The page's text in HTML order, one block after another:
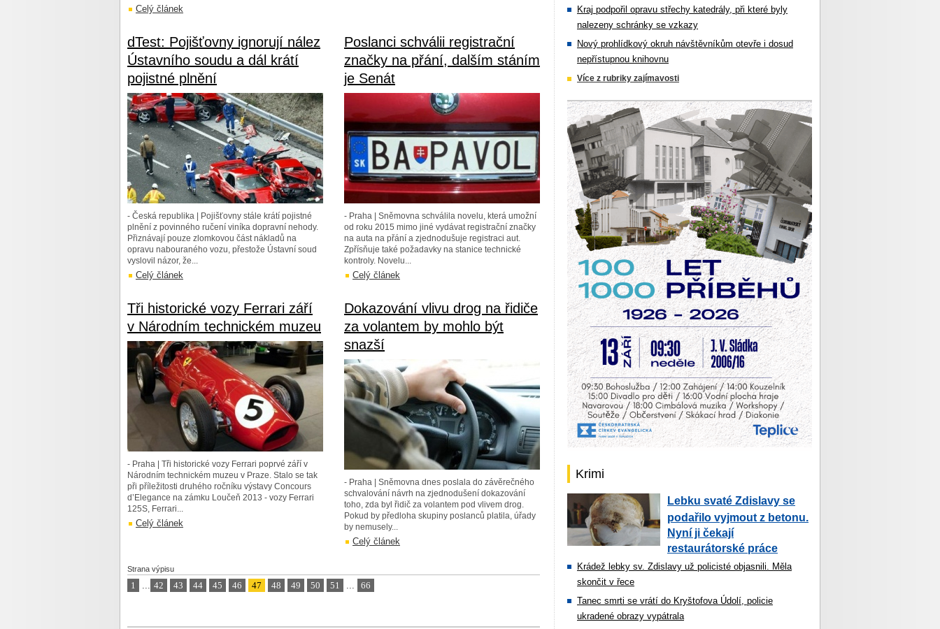
Celý článek
dTest: Pojišťovny ignorují nález
Ústavního soudu a dál krátí
pojistné plnění
- Česká republika | Pojišťovny stále krátí pojistné
plnění z povinného ručení viníka dopravní nehody.
Přiznávají pouze zlomkovou část nákladů na
opravu nabouraného vozu, přestože Ústavní soud
vyslovil názor, že...
Celý článek
Poslanci schválii registrační
značky na přání, dalším stáním
je Senát
- Praha | Sněmovna schválila novelu, která umožní
od roku 2015 mimo jiné vydávat registrační značky
na auta na přání a zjednodušuje registraci aut.
Zpřísňuje také požadavky na stanice technické
kontroly. Novelu...
Celý článek
Tři historické vozy Ferrari září
v Národním technickém muzeu
- Praha | Tři historické vozy Ferrari poprvé září v
Národním technickém muzeu v Praze. Stalo se tak
při příležitosti druhého ročníku výstavy Concours
d’Elegance na zámku Loučeň 2013 - vozy Ferrari
125S, Ferrari...
Celý článek
Dokazování vlivu drog na řidiče
za volantem by mohlo být
snazší
- Praha | Sněmovna dnes poslala do závěrečného
schvalování návrh na zjednodušení dokazování
toho, zda byl řidič za volantem pod vlivem drog.
Pokud by předloha skupiny poslanců platila, úřady
by nemusely...
Celý článek
Strana výpisu
1 ... 42 43 44 45 46 47 48 49 50 51 ... 66
Kraj podpořil opravu střechy katedrály, při které byly
nalezeny schránky se vzkazy
Nový prohlídkový okruh návštěvníkům otevře i dosud
nepřístupnou knihovnu
Více z rubriky zajímavosti
Krimi
Lebku svaté Zdislavy se
podařilo vyjmout z betonu.
Nyní ji čekají
restaurátorské práce
Krádež lebky sv. Zdislavy už policisté objasnili. Měla
skončit v řece
Tanec smrti se vrátí do Kryštofova Údolí, policie
ukradené obrazy vypátrala